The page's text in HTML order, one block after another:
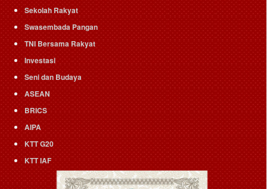
Sekolah Rakyat
Swasembada Pangan
TNI Bersama Rakyat
Investasi
Seni dan Budaya
ASEAN
BRICS
AIPA
KTT G20
KTT IAF